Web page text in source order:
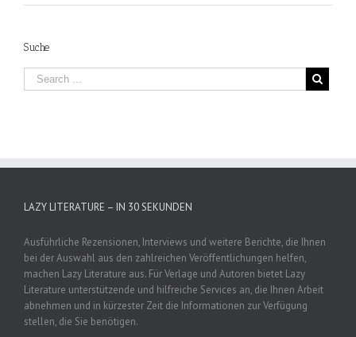
Suche
LAZY LITERATURE – IN 30 SEKUNDEN
Ausführliche Rezensionen, Interviews und weitere Berichte, die Ihnen
bei der Auswahl aus den zahlreichen Veröffentlichungen helfen,
machen Lazy Literature aus. Für Verlage und Autoren bietet Lazy
Literature unterstützende und hilfreiche Services an, die Ihnen Arbeit
abnehmen und in kürzester Zeit die Informationen zur Verfügung
stellen, die Sie benötigen.